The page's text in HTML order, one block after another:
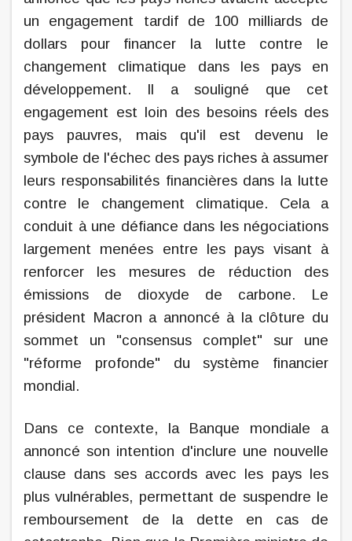
un engagement tardif de 100 milliards de
dollars pour financer la lutte contre le
changement climatique dans les pays en
développement. Il a souligné que cet
engagement est loin des besoins réels des
pays pauvres, mais qu'il est devenu le
symbole de l'échec des pays riches à assumer
leurs responsabilités financières dans la lutte
contre le changement climatique. Cela a
conduit à une défiance dans les négociations
largement menées entre les pays visant à
renforcer les mesures de réduction des
émissions de dioxyde de carbone. Le
président Macron a annoncé à la clôture du
sommet un "consensus complet" sur une
"réforme profonde" du système financier
mondial.
Dans ce contexte, la Banque mondiale a
annoncé son intention d'inclure une nouvelle
clause dans ses accords avec les pays les
plus vulnérables, permettant de suspendre le
remboursement de la dette en cas de